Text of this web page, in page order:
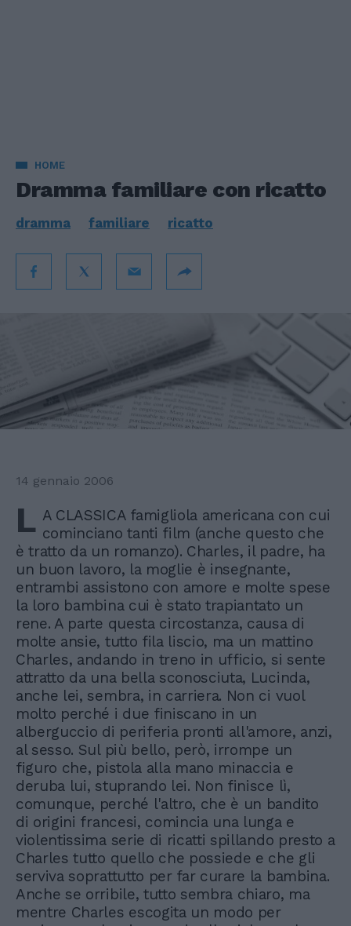
HOME
Dramma familiare con ricatto
dramma familiare ricatto
14 gennaio 2006
L A CLASSICA famigliola americana con cui
cominciano tanti film (anche questo che
è tratto da un romanzo). Charles, il padre, ha
un buon lavoro, la moglie è insegnante,
entrambi assistono con amore e molte spese
la loro bambina cui è stato trapiantato un
rene. A parte questa circostanza, causa di
molte ansie, tutto fila liscio, ma un mattino
Charles, andando in treno in ufficio, si sente
attratto da una bella sconosciuta, Lucinda,
anche lei, sembra, in carriera. Non ci vuol
molto perché i due finiscano in un
alberguccio di periferia pronti all'amore, anzi,
al sesso. Sul più bello, però, irrompe un
figuro che, pistola alla mano minaccia e
deruba lui, stuprando lei. Non finisce lì,
comunque, perché l'altro, che è un bandito
di origini francesi, comincia una lunga e
violentissima serie di ricatti spillando presto a
Charles tutto quello che possiede e che gli
serviva soprattutto per far curare la bambina.
Anche se orribile, tutto sembra chiaro, ma
mentre Charles escogita un modo per